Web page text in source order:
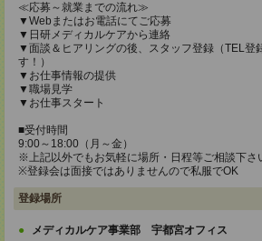
≪応募～就業までの流れ≫
▼Webまたはお電話にてご応募
▼日研メディカルケアから連絡
▼面談＆ヒアリングの後、スタッフ登録（TEL登
す！）
▼お仕事情報の提供
▼職場見学
▼お仕事スタート
■受付時間
9:00～18:00（月～金）
※上記以外でもお気軽に場所・日程等ご相談下さ
※登録会は面接ではありませんので私服でOK
登録場所
メディカルケア事業部 宇都宮オフィス